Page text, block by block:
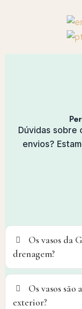
Dúvidas sobre
envios?
Os vasos da
drenagem?
Os vasos
exterior?